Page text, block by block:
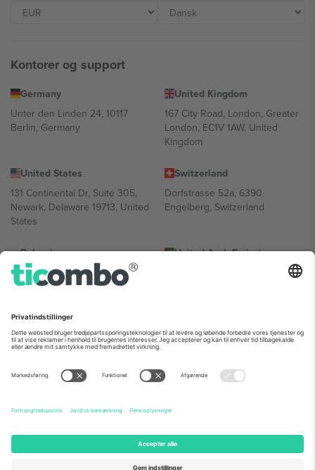
Kontorer og support
Germany
Unter den Linden 24, 10117
Berlin, Germany
United Kingdom
167 City Road, London, Greater
London, EC1V 1AW, United
Kingdom
United States
131 Continental Dr, Suite 305,
Newark, Delaware 19713, United
States
Switzerland
Dorfstrasse 52a, 6390
Engelberg, Switzerland
Bulgaria
Regus Sofia City West, bul
Totleben 53-55, 1606 Sofia,
United Arab Emirates
UAE Dubai Silicon Oasis, DDP
Mexico
Av Chapultepec 360, Roma
Norte, Cuauhtémoc, 06700
Ciudad de México, CDMX,
sted, begivenhed og/eller domæne. For detaljer se den specifikke
begivenhedsside, tryk og vilkår.,Virksomhed
Ticombo. Alle rettigheder forbeholdes.